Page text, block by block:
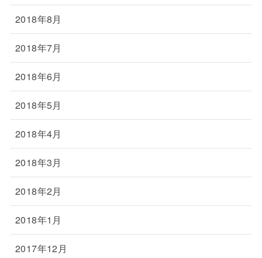
2018年8月
2018年7月
2018年6月
2018年5月
2018年4月
2018年3月
2018年2月
2018年1月
2017年12月